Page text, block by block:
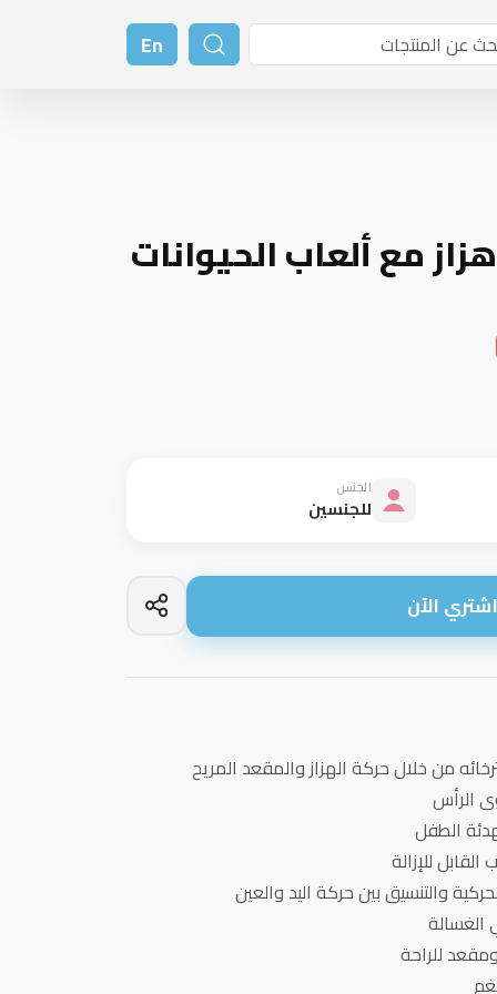
En
مع ألعاب الحيوانات
الجنس
للجنسين
اشتري الآن
من خلال حركة الهزاز والمقعد المريح
الرأس
الطفل
للإزالة
والتنسيق بين حركة اليد والعين
للراحة